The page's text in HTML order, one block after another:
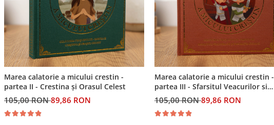
Marea calatorie a micului crestin -
partea II - Crestina și Orasul Celest
105,00 RON89,86 RON
Marea calatorie a micului crestin -
partea III - Sfarsitul Veacurilor si
Imparatia Eterna
105,00 RON89,86 RON